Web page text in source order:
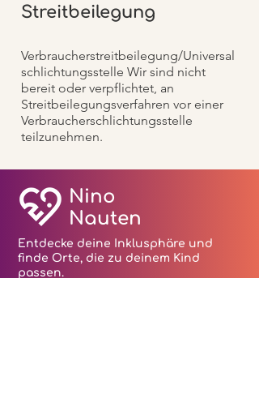
Streitbeilegung
Verbraucherstreitbeilegung/Universal
schlichtungsstelle Wir sind nicht
bereit oder verpflichtet, an
Streitbeilegungsverfahren vor einer
Verbraucherschlichtungsstelle
teilzunehmen.
Nino
Nauten
Entdecke deine Inklusphäre und
finde Orte, die zu deinem Kind
passen.